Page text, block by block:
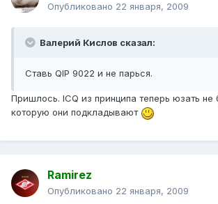
Опубликовано 22 января, 2009
Валерий Кислов сказал:
Ставь QIP 9022 и не парься.
Пришлось. ICQ из принципа теперь юзать не
которую они подкладывают
Ramirez
Опубликовано 22 января, 2009